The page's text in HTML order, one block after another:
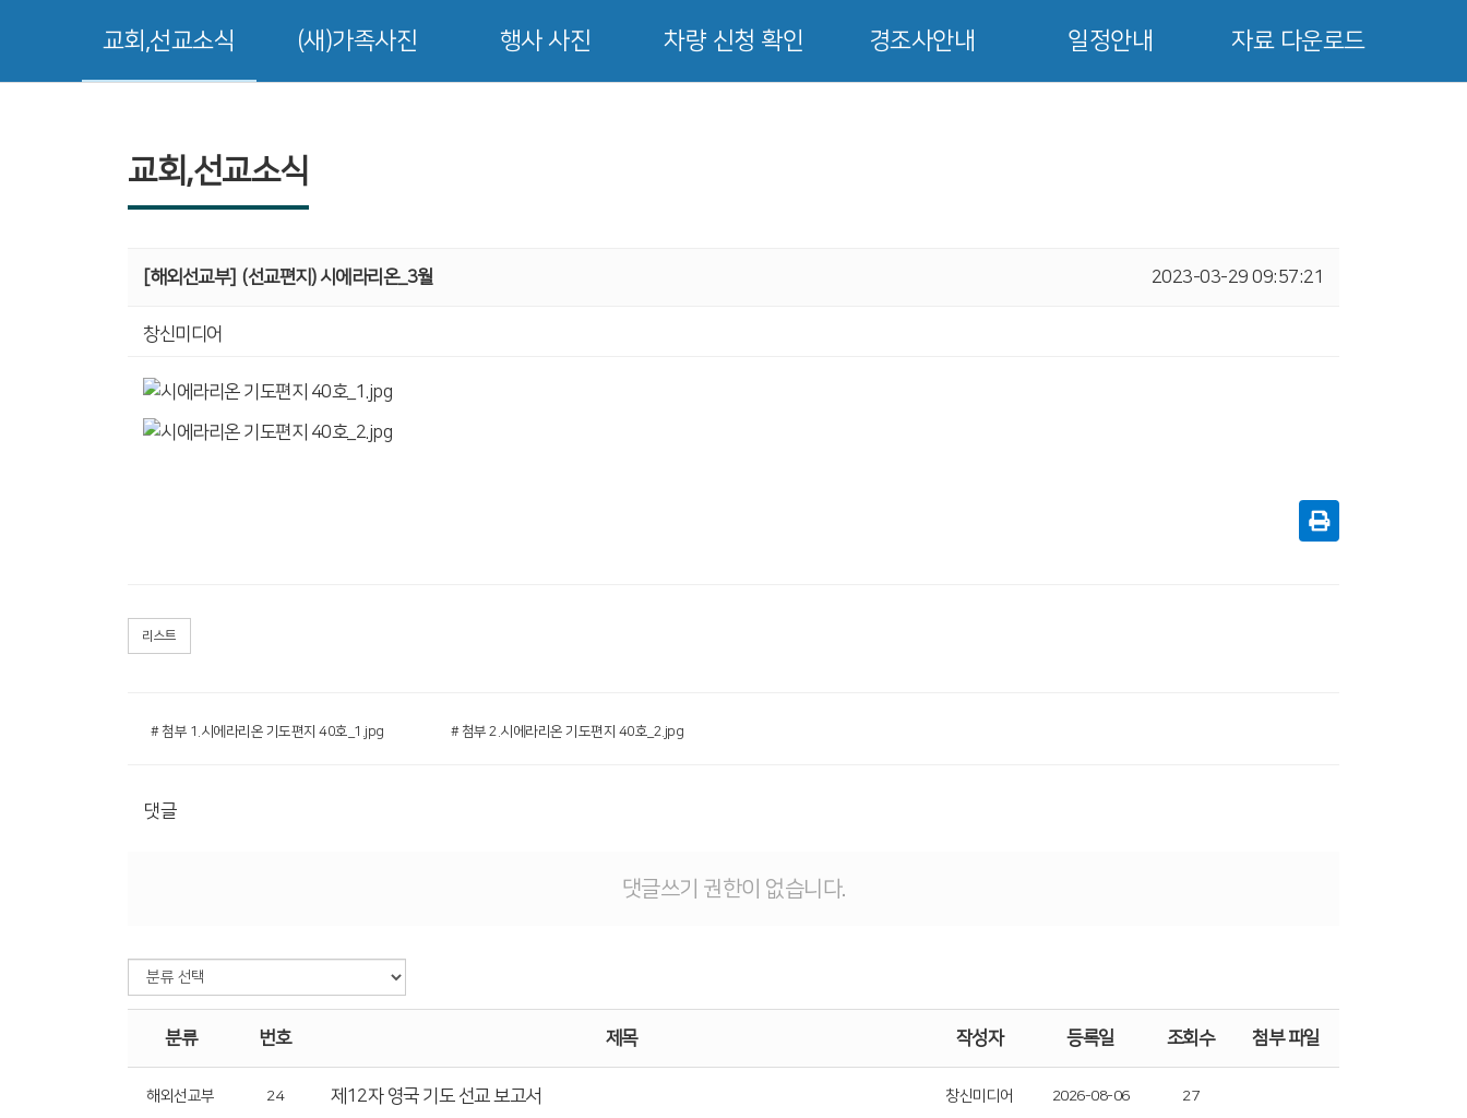
교회,선교소식 (새)가족사진 행사 사진 차량 신청 확인 경조사안내 일정안내 자료 다운로드
교회,선교소식
[해외선교부] (선교편지) 시에라리온_3월 2023-03-29 09:57:21
창신미디어
리스트
# 첨부 1.시에라리온 기도편지 40호_1.jpg # 첨부 2.시에라리온 기도편지 40호_2.jpg
댓글
댓글쓰기 권한이 없습니다.
분류 번호 제목 작성자 등록일 조회수 첨부 파일
해외선교부 24 제12자 영국 기도 선교 보고서 창신미디어 2026-08-06 27